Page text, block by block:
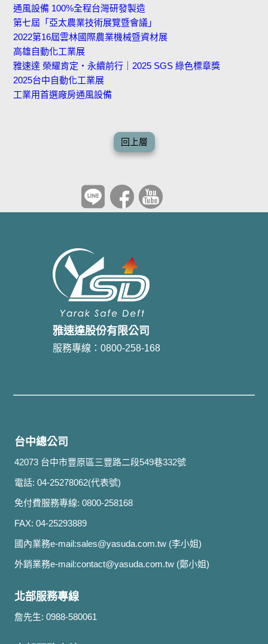
通風設備 100%全程台灣研發製造
第七屆「亞太農業技術展覽暨會議」
2022第16屆雲林國際農業機械暨資材展
高雄自動化工業展
雅速達 榮耀肯定・永續前行｜2025 SGS 綠色標章獎
2025台中自動化工業展
工業用首選廠房通風設備
回上層
雅速達股份有限公司
服務專線：0800-258-168
台中總公司
42073 台中市豐原區三豐路二段549巷332號
電話: 04-25278062(代表號)
免付費服務專線: 0800-258168
FAX: 04-25293889
國內業務e-mail:sales@yasuda.com.tw (李小姐)
外銷業務e-mail:contact@yasuda.com.tw (鄭小姐)
北部服務專線
詹先生: 0988-580061